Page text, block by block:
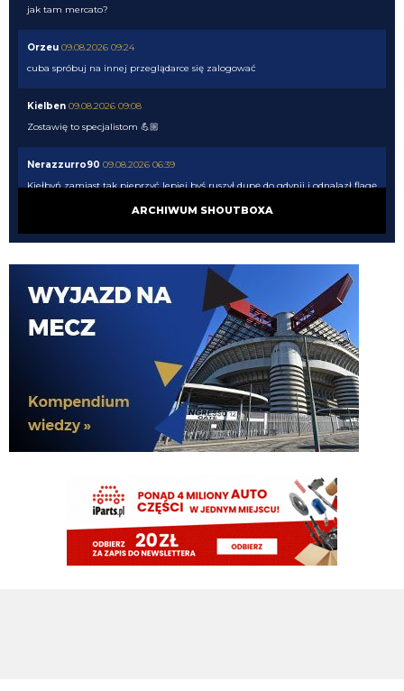
jak tam mercato?
Orzeu 09.08.2026 09:24
cuba spróbuj na innej przeglądarce się zalogować
Kielben 09.08.2026 09:08
Zostawię to specjalistom 💪🏼
Nerazzurro90 09.08.2026 06:39
Kiełbyń zamiast tak pieprzyć lepiej byś ruszył dupę do gdynii i odnalazł flagę
Dajcie spokój z Perisiciem, jeszcze byśmy nim rzygali.
Kielben
09.08.2026 01:00
Gorszy niż LH by nie był, a jak mamy nie wziąć nikogo, to już wolę Ivana, ale
pewnie PSV go nie puści jak im rogi robotę 😁
Swoje by jeszcze zrobił u nas 😉
Claudio
37 latek najlepszy na boisku....
https://www.flashscore.pl/mecz/pilka-nozna/psv-M9UEHJWi/sittard-
YH8HX5iP/szczegoly/sklady/?mid=UHdsRvC7
08.08.2026 21:34
ARCHIWUM SHOUTBOXA